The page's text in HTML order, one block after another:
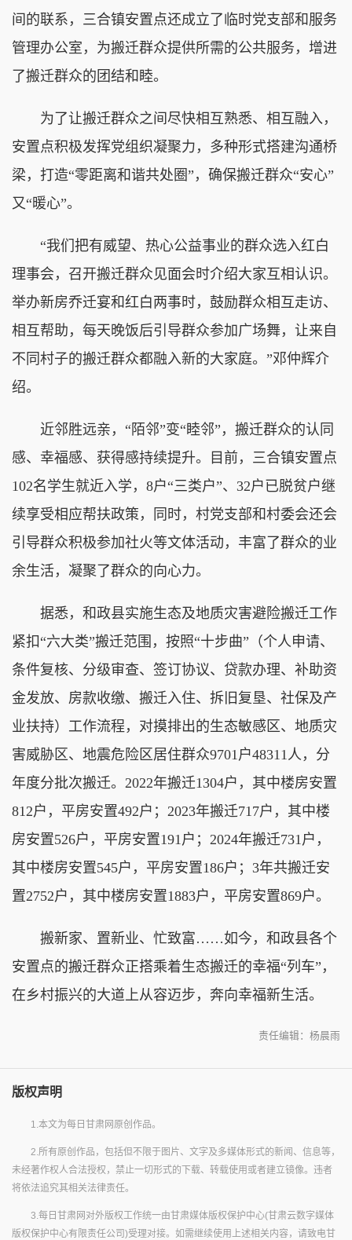
间的联系，三合镇安置点还成立了临时党支部和服务
管理办公室，为搬迁群众提供所需的公共服务，增进
了搬迁群众的团结和睦。
为了让搬迁群众之间尽快相互熟悉、相互融入，
安置点积极发挥党组织凝聚力，多种形式搭建沟通桥
梁，打造“零距离和谐共处圈”，确保搬迁群众“安心”
又“暖心”。
“我们把有威望、热心公益事业的群众选入红白
理事会，召开搬迁群众见面会时介绍大家互相认识。
举办新房乔迁宴和红白两事时，鼓励群众相互走访、
相互帮助，每天晚饭后引导群众参加广场舞，让来自
不同村子的搬迁群众都融入新的大家庭。”邓仲辉介
绍。
近邻胜远亲，“陌邻”变“睦邻”，搬迁群众的认同
感、幸福感、获得感持续提升。目前，三合镇安置点
102名学生就近入学，8户“三类户”、32户已脱贫户继
续享受相应帮扶政策，同时，村党支部和村委会还会
引导群众积极参加社火等文体活动，丰富了群众的业
余生活，凝聚了群众的向心力。
据悉，和政县实施生态及地质灾害避险搬迁工作
紧扣“六大类”搬迁范围，按照“十步曲”（个人申请、
条件复核、分级审查、签订协议、贷款办理、补助资
金发放、房款收缴、搬迁入住、拆旧复垦、社保及产
业扶持）工作流程，对摸排出的生态敏感区、地质灾
害威胁区、地震危险区居住群众9701户48311人，分
年度分批次搬迁。2022年搬迁1304户，其中楼房安置
812户，平房安置492户；2023年搬迁717户，其中楼
房安置526户，平房安置191户；2024年搬迁731户，
其中楼房安置545户，平房安置186户；3年共搬迁安
置2752户，其中楼房安置1883户，平房安置869户。
搬新家、置新业、忙致富……如今，和政县各个
安置点的搬迁群众正搭乘着生态搬迁的幸福“列车”，
在乡村振兴的大道上从容迈步，奔向幸福新生活。
责任编辑：杨晨雨
版权声明
1.本文为每日甘肃网原创作品。
2.所有原创作品，包括但不限于图片、文字及多媒体形式的新闻、信息等，
未经著作权人合法授权，禁止一切形式的下载、转载使用或者建立镜像。违者
将依法追究其相关法律责任。
3.每日甘肃网对外版权工作统一由甘肃媒体版权保护中心(甘肃云数字媒体
版权保护中心有限责任公司)受理对接。如需继续使用上述相关内容，请致电甘